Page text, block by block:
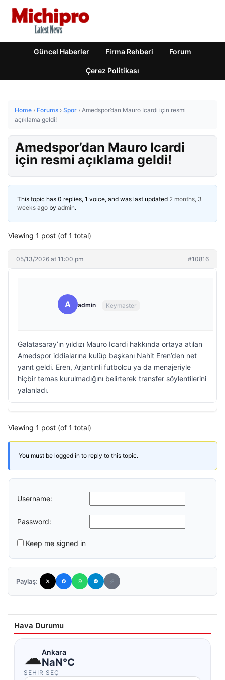
Güncel Haberler Firma Rehberi Forum
Çerez Politikası
Home › Forums › Spor › Amedspor’dan Mauro Icardi için resmi
açıklama geldi!
Amedspor’dan Mauro Icardi
için resmi açıklama geldi!
This topic has 0 replies, 1 voice, and was last updated 2 months, 3
weeks ago by admin.
Viewing 1 post (of 1 total)
05/13/2026 at 11:00 pm #10816
A admin Keymaster
Galatasaray’ın yıldızı Mauro Icardi hakkında ortaya atılan
Amedspor iddialarına kulüp başkanı Nahit Eren’den net
yanıt geldi. Eren, Arjantinli futbolcu ya da menajeriyle
hiçbir temas kurulmadığını belirterek transfer söylentilerini
yalanladı.
Viewing 1 post (of 1 total)
You must be logged in to reply to this topic.
Username:
Password:
Keep me signed in
Paylaş:
Hava Durumu
☁Ankara
NaN°C
ŞEHIR SEÇ